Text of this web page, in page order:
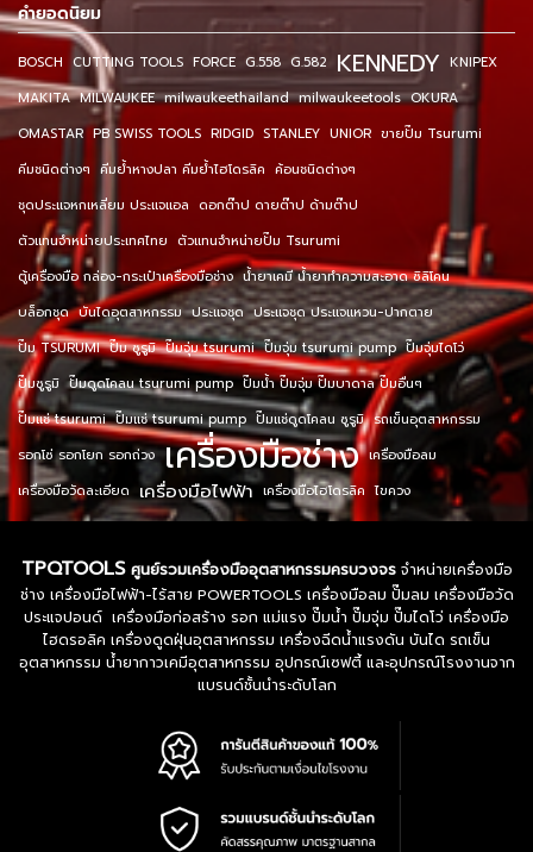
คำยอดนิยม
BOSCH CUTTING TOOLS FORCE G.558 G.582 KENNEDY KNIPEX
MAKITA MILWAUKEE milwaukeethailand milwaukeetools OKURA
OMASTAR PB SWISS TOOLS RIDGID STANLEY UNIOR ขายปั๊ม Tsurumi
คีมชนิดต่างๆ คีมย้ำหางปลา คีมย้ำไฮโดรลิค ค้อนชนิดต่างๆ
ชุดประแจหกเหลี่ยม ประแจแอล ดอกต๊าป ดายต๊าป ด้ามต๊าป
ตัวแทนจำหน่ายประเทศไทย ตัวแทนจำหน่ายปั๊ม Tsurumi
ตู้เครื่องมือ กล่อง-กระเป๋าเครื่องมือช่าง น้ำยาเคมี น้ำยาทำความสะอาด ซิลิโคน
บล็อกชุด บันไดอุตสาหกรรม ประแจชุด ประแจชุด ประแจแหวน-ปากตาย
ปั๊ม TSURUMI ปั๊ม ซูรูมิ ปั๊มจุ่ม tsurumi ปั๊มจุ่ม tsurumi pump ปั๊มจุ่มไดโว่
ปั๊มซูรูมิ ปั๊มดูดโคลน tsurumi pump ปั๊มน้ำ ปั๊มจุ่ม ปั๊มบาดาล ปั๊มอื่นๆ
ปั๊มแช่ tsurumi ปั๊มแช่ tsurumi pump ปั๊มแช่ดูดโคลน ซูรูมิ รถเข็นอุตสาหกรรม
รอกโซ่ รอกโยก รอกถ่วง เครื่องมือช่าง เครื่องมือลม
เครื่องมือวัดละเอียด เครื่องมือไฟฟ้า เครื่องมือไฮโดรลิค ไขควง
TPQTOOLS ศูนย์รวมเครื่องมืออุตสาหกรรมครบวงจรจำหน่ายเครื่องมือ
ช่าง เครื่องมือไฟฟ้า-ไร้สาย POWERTOOLS เครื่องมือลม ปั๊มลม เครื่องมือวัด
ประแจปอนด์ เครื่องมือก่อสร้าง รอก แม่แรง ปั๊มน้ำ ปั๊มจุ่ม ปั๊มไดโว่ เครื่องมือ
ไฮดรอลิค เครื่องดูดฝุ่นอุตสาหกรรม เครื่องฉีดน้ำแรงดัน บันได รถเข็น
อุตสาหกรรม น้ำยากาวเคมีอุตสาหกรรม อุปกรณ์เซฟตี้ และอุปกรณ์โรงงานจาก
แบรนด์ชั้นนำระดับโลก